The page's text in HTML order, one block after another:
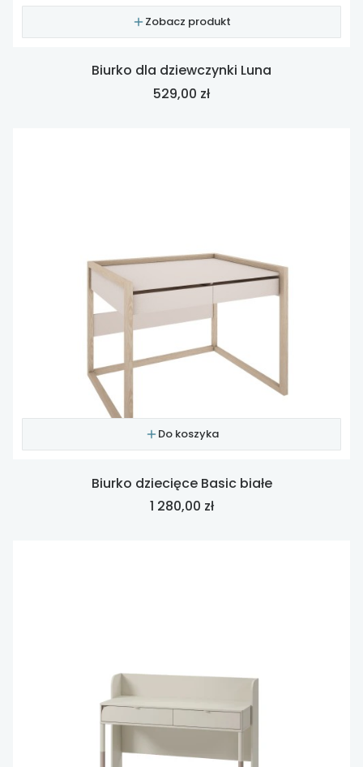
Zobacz produkt
Biurko dla dziewczynki Luna
Cena
529,00 zł
Do koszyka
Biurko dziecięce Basic białe
Cena
1 280,00 zł